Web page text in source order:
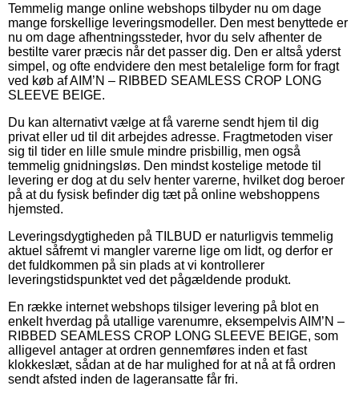
Temmelig mange online webshops tilbyder nu om dage
mange forskellige leveringsmodeller. Den mest benyttede er
nu om dage afhentningssteder, hvor du selv afhenter de
bestilte varer præcis når det passer dig. Den er altså yderst
simpel, og ofte endvidere den mest betalelige form for fragt
ved køb af AIM’N – RIBBED SEAMLESS CROP LONG
SLEEVE BEIGE.
Du kan alternativt vælge at få varerne sendt hjem til dig
privat eller ud til dit arbejdes adresse. Fragtmetoden viser
sig til tider en lille smule mindre prisbillig, men også
temmelig gnidningsløs. Den mindst kostelige metode til
levering er dog at du selv henter varerne, hvilket dog beroer
på at du fysisk befinder dig tæt på online webshoppens
hjemsted.
Leveringsdygtigheden på TILBUD er naturligvis temmelig
aktuel såfremt vi mangler varerne lige om lidt, og derfor er
det fuldkommen på sin plads at vi kontrollerer
leveringstidspunktet ved det pågældende produkt.
En række internet webshops tilsiger levering på blot en
enkelt hverdag på utallige varenumre, eksempelvis AIM’N –
RIBBED SEAMLESS CROP LONG SLEEVE BEIGE, som
alligevel antager at ordren gennemføres inden et fast
klokkeslæt, sådan at de har mulighed for at nå at få ordren
sendt afsted inden de lageransatte får fri.